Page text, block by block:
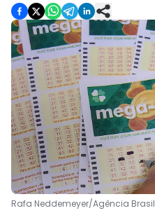
Rafa Neddemeyer/Agência Brasil